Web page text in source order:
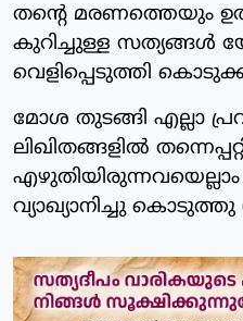
തന്റെ മരണത്തെയും
കുറിച്ചുള്ള സത്യങ്ങള്‍
വെളിപ്പെടുത്തി
മോശ തുടങ്ങി എല്ലാ
ലിഖിതങ്ങളില്‍
വ്യാഖ്യാനിച്ചു കൊടുത്തു